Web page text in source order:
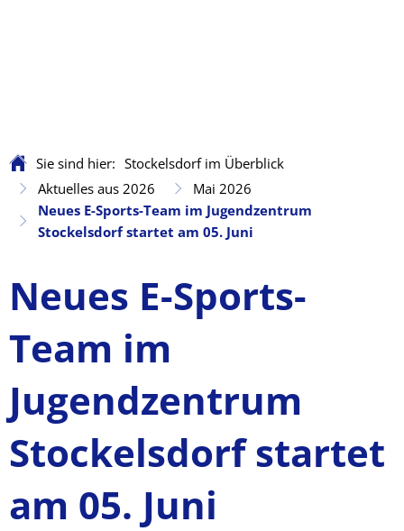
Sie sind hier: Stockelsdorf im Überblick
Aktuelles aus 2026
Mai 2026
Neues E-Sports-Team im Jugendzentrum
Stockelsdorf startet am 05. Juni
Neues E-Sports-
Team im
Jugendzentrum
Stockelsdorf startet
am 05. Juni